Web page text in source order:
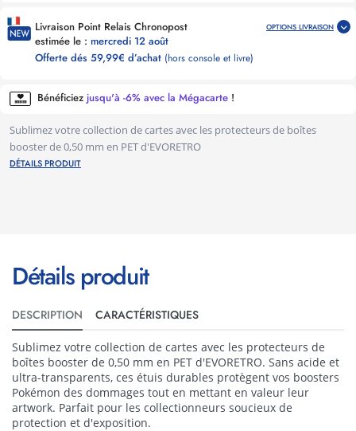
Livraison Point Relais Chronopost
estimée le : mercredi 12 août
Offerte dés 59,99€ d’achat (hors console et livre)
OPTIONS LIVRAISON
Bénéficiez jusqu'à -6% avec la Mégacarte !
Sublimez votre collection de cartes avec les protecteurs de boîtes
booster de 0,50 mm en PET d'EVORETRO
DÉTAILS PRODUIT
Détails produit
DESCRIPTION CARACTÉRISTIQUES
Sublimez votre collection de cartes avec les protecteurs de
boîtes booster de 0,50 mm en PET d'EVORETRO. Sans acide et
ultra-transparents, ces étuis durables protègent vos boosters
Pokémon des dommages tout en mettant en valeur leur
artwork. Parfait pour les collectionneurs soucieux de
protection et d'exposition.